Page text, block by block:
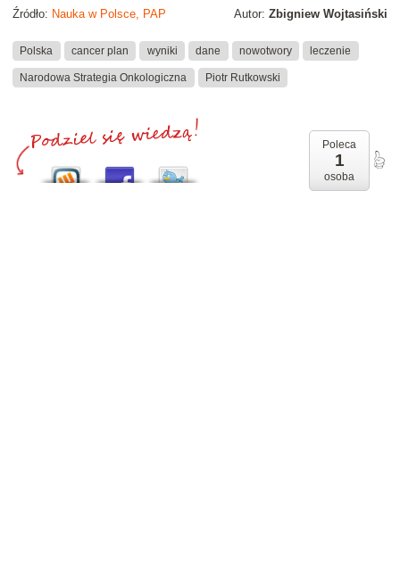
Autor: Zbigniew Wojtasiński
Źródło: Nauka w Polsce, PAP
Polska cancer plan wyniki dane nowotwory leczenie
Narodowa Strategia Onkologiczna Piotr Rutkowski
Poleca
1
osoba